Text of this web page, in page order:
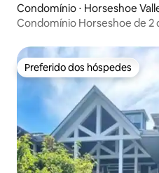
Condomínio ⋅ Horseshoe
Condomínio Horseshoe de 2
Preferido dos hóspedes
Preferido dos hóspedes